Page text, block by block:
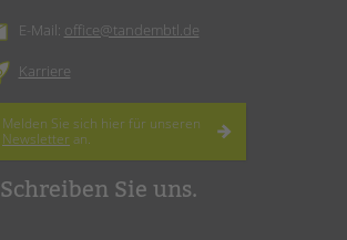
E-Mail: office@tandembtl.de
Karriere
Melden Sie sich hier für unseren
Newsletter an.
Schreiben Sie uns.